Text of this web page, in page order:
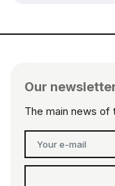
Our
The main news of